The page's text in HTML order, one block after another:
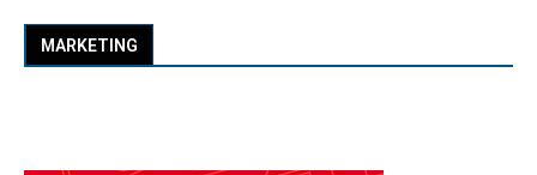
MARKETING